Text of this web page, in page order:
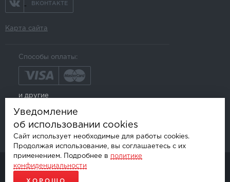
ВКОНТАКТЕ
Карта сайта
Способы оплаты:
и другие
© AKSGROUP, 2026.
ПРОДАЖА И УСТАНОВКА АВТОМОБИЛЬНОЙ ЭЛЕКТРОНИКИ
Уведомление
об использовании cookies
Сайт использует необходимые для работы cookies.
Продолжая использование, вы соглашаетесь с их
применением. Подробнее в политике
конфиденциальности